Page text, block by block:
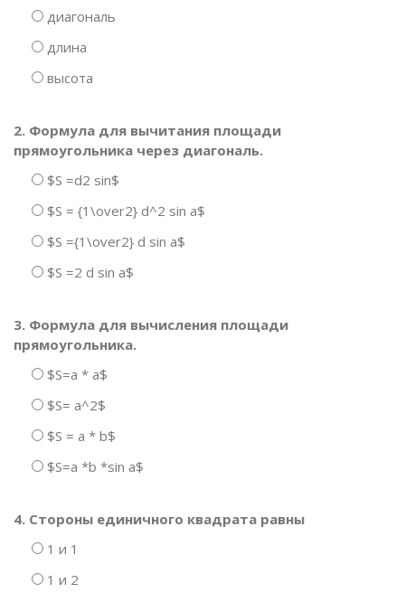
диагональ
длина
высота
2. Формула для вычитания площади
прямоугольника через диагональ.
$S =d2 sin$
$S = {1\over2} d^2 sin a$
$S ={1\over2} d sin a$
$S =2 d sin a$
3. Формула для вычисления площади
прямоугольника.
$S=a * a$
$S= a^2$
$S = a * b$
$S=a *b *sin a$
4. Стороны единичного квадрата равны
1 и 1
1 и 2